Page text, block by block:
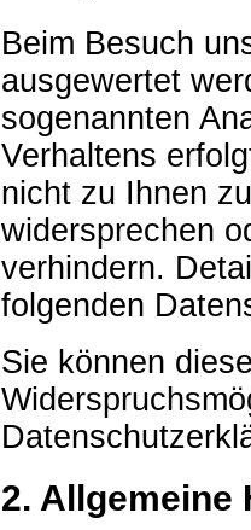
Beim Besuch
ausgewertet
sogenannten
Verhaltens
nicht zu Ihnen
widersprechen
verhindern.
folgenden
Sie können
2. Allgemeine